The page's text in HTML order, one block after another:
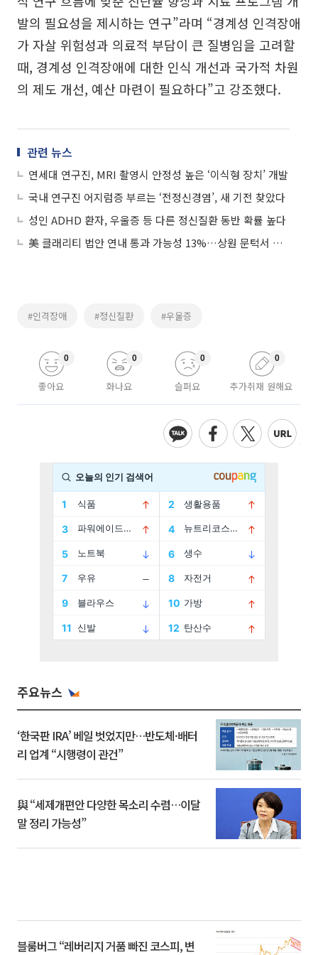
발의 필요성을 제시하는 연구”라며 “경계성 인격장애
가 자살 위험성과 의료적 부담이 큰 질병임을 고려할
때, 경계성 인격장애에 대한 인식 개선과 국가적 차원
의 제도 개선, 예산 마련이 필요하다”고 강조했다.
관련 뉴스
연세대 연구진, MRI 촬영시 안정성 높은 ‘이식형 장치’ 개발
국내 연구진 어지럼증 부르는 ‘전정신경염’, 새 기전 찾았다
성인 ADHD 환자, 우울증 등 다른 정신질환 동반 확률 높다
美 클래리티 법안 연내 통과 가능성 13%…상원 문턱서 제동
#인격장애 #정신질환 #우울증
좋아요
0
화나요
0
슬퍼요
0
추가취재 원해요
0
주요뉴스
‘한국판 IRA’ 베일 벗었지만…반도체·배터
리 업계 “시행령이 관건”
與 “세제개편안 다양한 목소리 수렴…이달
말 정리 가능성”
블룸버그 “레버리지 거품 빠진 코스피, 변